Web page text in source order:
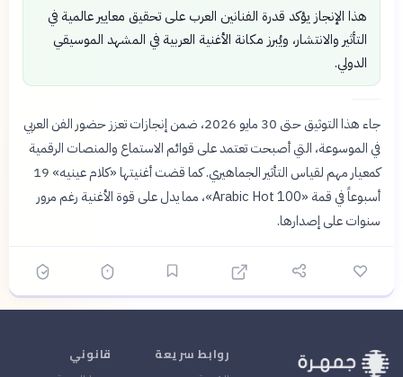
هذا الإنجاز يؤكد قدرة الفنانين العرب على تحقيق معايير عالمية في
التأثير والانتشار، ويُبرز مكانة الأغنية العربية في المشهد الموسيقي
الدولي.
جاء هذا التوثيق حتى 30 مايو 2026، ضمن إنجازات تعزز حضور الفن العربي
في الموسوعة، التي أصبحت تعتمد على قوائم الاستماع والمنصات الرقمية
كمعيار مهم لقياس التأثير الجماهيري. كما قضت أغنيتها «كلام عينيه» 19
أسبوعاً في قمة «Arabic Hot 100»، مما يدل على قوة الأغنية رغم مرور
سنوات على إصدارها.
روابط سريعة قانوني